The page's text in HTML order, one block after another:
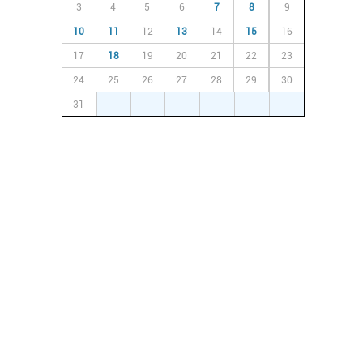
3 4 5 6 7 8 9
10 11 12 13 14 15 16
17 18 19 20 21 22 23
24 25 26 27 28 29 30
31